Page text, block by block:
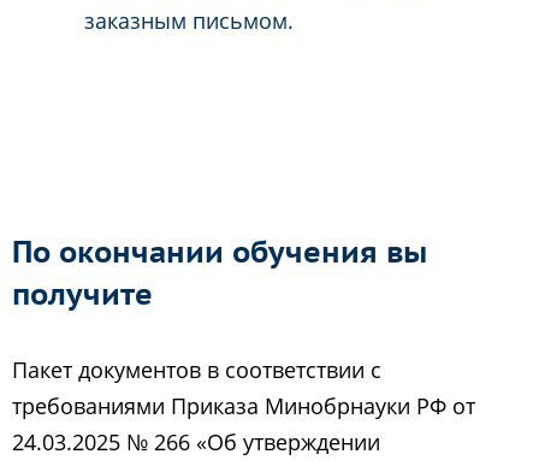
заказным письмом.
По окончании обучения вы
получите
Пакет документов в соответствии с
требованиями Приказа Минобрнауки РФ от
24.03.2025 № 266 «Об утверждении